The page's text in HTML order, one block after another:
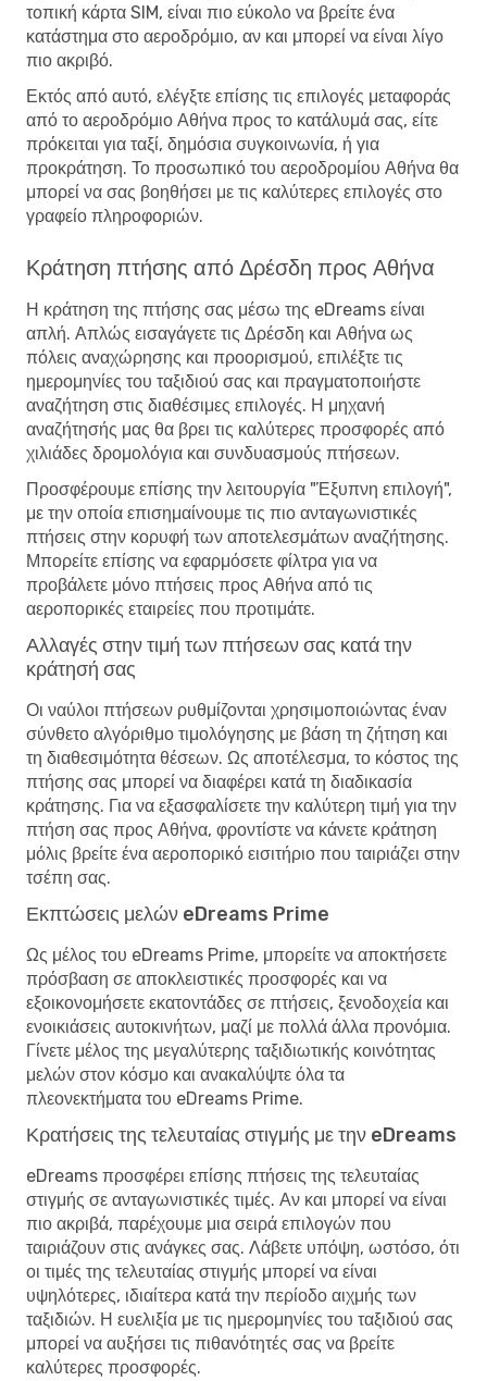
τοπική κάρτα SIM, είναι πιο εύκολο να βρείτε ένα
κατάστημα στο αεροδρόμιο, αν και μπορεί να είναι λίγο
πιο ακριβό.
Εκτός από αυτό, ελέγξτε επίσης τις επιλογές μεταφοράς
από το αεροδρόμιο Αθήνα προς το κατάλυμά σας, είτε
πρόκειται για ταξί, δημόσια συγκοινωνία, ή για
προκράτηση. Το προσωπικό του αεροδρομίου Αθήνα θα
μπορεί να σας βοηθήσει με τις καλύτερες επιλογές στο
γραφείο πληροφοριών.
Κράτηση πτήσης από Δρέσδη προς Αθήνα
Η κράτηση της πτήσης σας μέσω της eDreams είναι
απλή. Απλώς εισαγάγετε τις Δρέσδη και Αθήνα ως
πόλεις αναχώρησης και προορισμού, επιλέξτε τις
ημερομηνίες του ταξιδιού σας και πραγματοποιήστε
αναζήτηση στις διαθέσιμες επιλογές. Η μηχανή
αναζήτησής μας θα βρει τις καλύτερες προσφορές από
χιλιάδες δρομολόγια και συνδυασμούς πτήσεων.
Προσφέρουμε επίσης την λειτουργία "Έξυπνη επιλογή",
με την οποία επισημαίνουμε τις πιο ανταγωνιστικές
πτήσεις στην κορυφή των αποτελεσμάτων αναζήτησης.
Μπορείτε επίσης να εφαρμόσετε φίλτρα για να
προβάλετε μόνο πτήσεις προς Αθήνα από τις
αεροπορικές εταιρείες που προτιμάτε.
Αλλαγές στην τιμή των πτήσεων σας κατά την
κράτησή σας
Οι ναύλοι πτήσεων ρυθμίζονται χρησιμοποιώντας έναν
σύνθετο αλγόριθμο τιμολόγησης με βάση τη ζήτηση και
τη διαθεσιμότητα θέσεων. Ως αποτέλεσμα, το κόστος της
πτήσης σας μπορεί να διαφέρει κατά τη διαδικασία
κράτησης. Για να εξασφαλίσετε την καλύτερη τιμή για την
πτήση σας προς Αθήνα, φροντίστε να κάνετε κράτηση
μόλις βρείτε ένα αεροπορικό εισιτήριο που ταιριάζει στην
τσέπη σας.
Εκπτώσεις μελών eDreams Prime
Ως μέλος του eDreams Prime, μπορείτε να αποκτήσετε
πρόσβαση σε αποκλειστικές προσφορές και να
εξοικονομήσετε εκατοντάδες σε πτήσεις, ξενοδοχεία και
ενοικιάσεις αυτοκινήτων, μαζί με πολλά άλλα προνόμια.
Γίνετε μέλος της μεγαλύτερης ταξιδιωτικής κοινότητας
μελών στον κόσμο και ανακαλύψτε όλα τα
πλεονεκτήματα του eDreams Prime.
Κρατήσεις της τελευταίας στιγμής με την eDreams
eDreams προσφέρει επίσης πτήσεις της τελευταίας
στιγμής σε ανταγωνιστικές τιμές. Αν και μπορεί να είναι
πιο ακριβά, παρέχουμε μια σειρά επιλογών που
ταιριάζουν στις ανάγκες σας. Λάβετε υπόψη, ωστόσο, ότι
οι τιμές της τελευταίας στιγμής μπορεί να είναι
υψηλότερες, ιδιαίτερα κατά την περίοδο αιχμής των
ταξιδιών. Η ευελιξία με τις ημερομηνίες του ταξιδιού σας
μπορεί να αυξήσει τις πιθανότητές σας να βρείτε
καλύτερες προσφορές.